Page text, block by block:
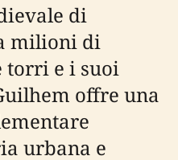
di
milioni di
torri e i suoi
offre una
urbana e